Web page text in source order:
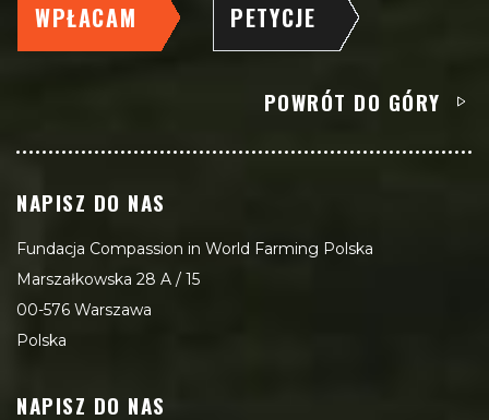
WPŁACAM PETYCJE
POWRÓT DO GÓRY
NAPISZ DO NAS
Fundacja Compassion in World Farming Polska
Marszałkowska 28 A / 15
00-576 Warszawa
Polska
NAPISZ DO NAS